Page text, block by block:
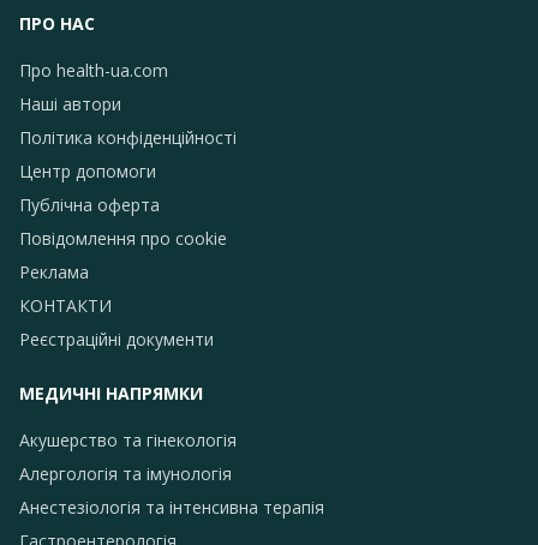
ПРО НАС
Про health-ua.com
Наші автори
Політика конфіденційності
Центр допомоги
Публічна оферта
Повідомлення про сookie
Реклама
КОНТАКТИ
Реєстраційні документи
МЕДИЧНІ НАПРЯМКИ
Акушерство та гінекологія
Алергологія та імунологія
Анестезіологія та інтенсивна терапія
Гастроентерологія